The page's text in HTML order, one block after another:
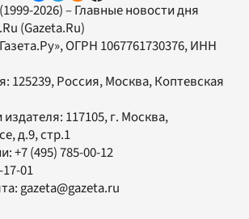
2026) – Главные новости дня
(Gazeta.Ru)
, ОГРН 1067761730376, ИНН
125239, Россия, Москва, Коптевская
издателя: 117105, г. Москва,
д.9, стр.1
+7 (495) 785-00-12
01
gazeta@gazeta.ru